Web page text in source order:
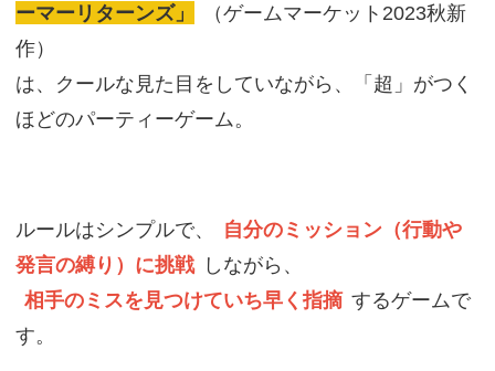
ーマーリターンズ」
（ゲームマーケット2023秋新
作）
は、クールな見た目をしていながら、「超」がつく
ほどのパーティーゲーム。
ルールはシンプルで、
自分のミッション（行動や
発言の縛り）に挑戦 しながら、
相手のミスを見つけていち早く指摘 するゲームで
す。